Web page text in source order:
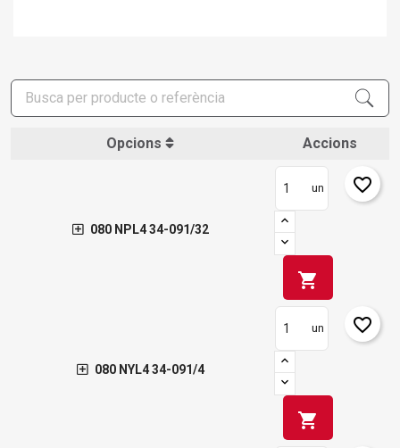
Opcions Accions
080 NPL4 34-091/32
un
shopping_cart
favorite_border
080 NYL4 34-091/4
un
shopping_cart
favorite_border